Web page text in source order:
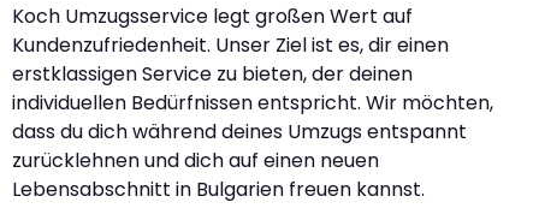
Koch Umzugsservice legt großen Wert auf
Kundenzufriedenheit. Unser Ziel ist es, dir einen
erstklassigen Service zu bieten, der deinen
individuellen Bedürfnissen entspricht. Wir möchten,
dass du dich während deines Umzugs entspannt
zurücklehnen und dich auf einen neuen
Lebensabschnitt in Bulgarien freuen kannst.